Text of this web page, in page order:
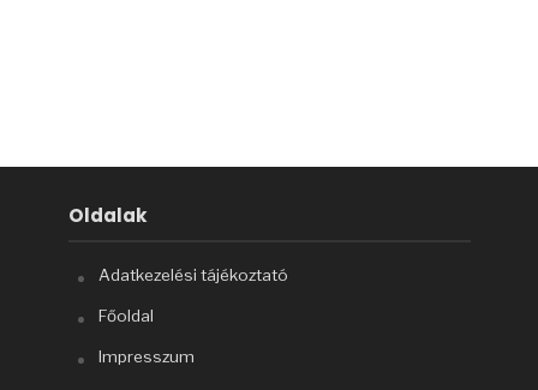
Oldalak
Adatkezelési tájékoztató
Főoldal
Impresszum